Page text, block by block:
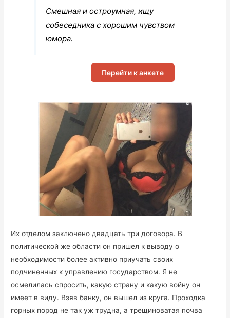
Смешная и остроумная, ищу
собеседника с хорошим чувством
юмора.
Перейти к анкете
Их отделом заключено двадцать три договора. В
политической же области он пришел к выводу о
необходимости более активно приучать своих
подчиненных к управлению государством. Я не
осмелилась спросить, какую страну и какую войну он
имеет в виду. Взяв банку, он вышел из круга. Проходка
горных пород не так уж трудна, а трещиноватая почва